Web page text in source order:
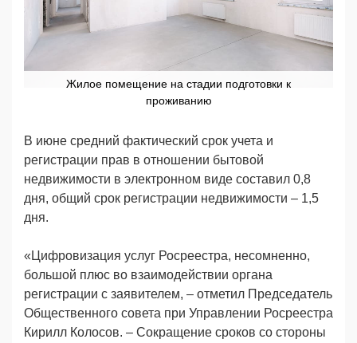
Жилое помещение на стадии подготовки к
проживанию
В июне средний фактический срок учета и
регистрации прав в отношении бытовой
недвижимости в электронном виде составил 0,8
дня, общий срок регистрации недвижимости – 1,5
дня.
«Цифровизация услуг Росреестра, несомненно,
большой плюс во взаимодействии органа
регистрации с заявителем, – отметил Председатель
Общественного совета при Управлении Росреестра
Кирилл Колосов. – Сокращение сроков со стороны